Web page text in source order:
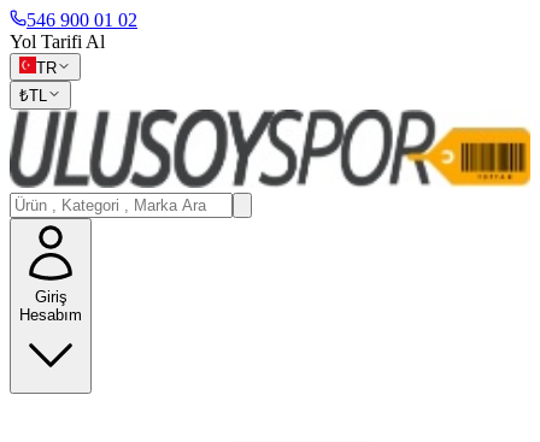
546 900 01 02
Yol Tarifi Al
TR
₺TL
Giriş
Hesabım